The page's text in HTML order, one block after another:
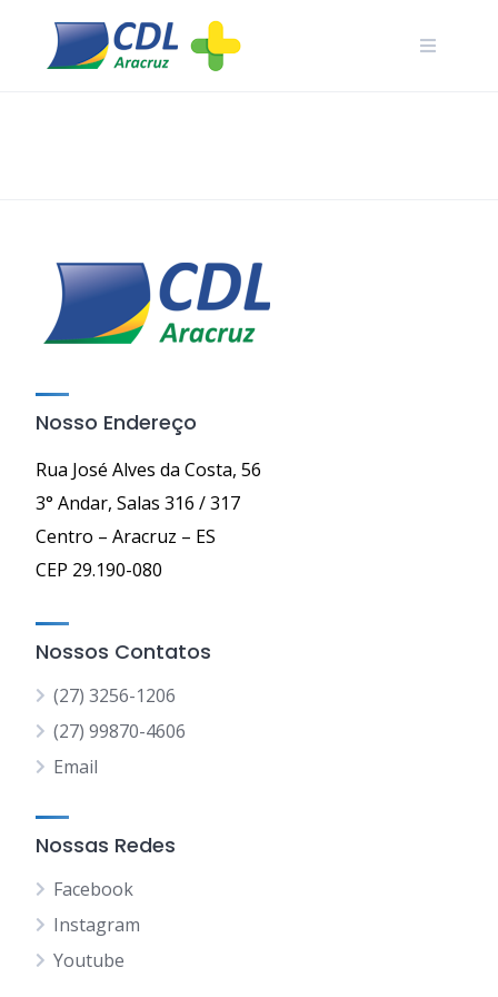
content
Nosso Endereço
Rua José Alves da Costa, 56
3° Andar, Salas 316 / 317
Centro – Aracruz – ES
CEP 29.190-080
Nossos Contatos
(27) 3256-1206
(27) 99870-4606
Email
Nossas Redes
Facebook
Instagram
Youtube